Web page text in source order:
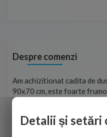
Despre comenzi
Am achizitionat cadita de
90x70 cm, este foarte
de personalul firmei dvs. cu
adus coletul in
Detalii și setări